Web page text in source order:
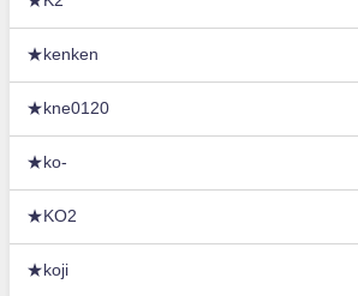
★kenken
★kne0120
★ko-
★KO2
★koji